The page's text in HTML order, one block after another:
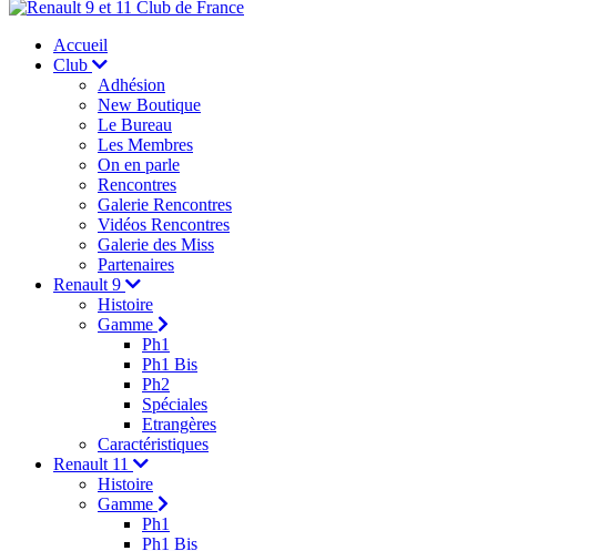
Accueil
Club
Adhésion
New Boutique
Le Bureau
Les Membres
On en parle
Rencontres
Galerie Rencontres
Vidéos Rencontres
Galerie des Miss
Partenaires
Renault 9
Histoire
Gamme
Ph1
Ph1 Bis
Ph2
Spéciales
Etrangères
Caractéristiques
Renault 11
Histoire
Gamme
Ph1
Ph1 Bis